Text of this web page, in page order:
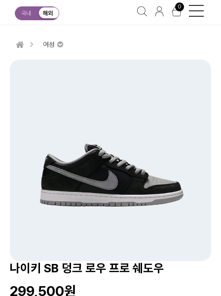
국내 해외
0
여성
나이키 SB 덩크 로우 프로 쉐도우
299,500원